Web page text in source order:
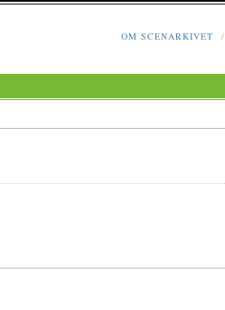
OM SCENARKIVET /